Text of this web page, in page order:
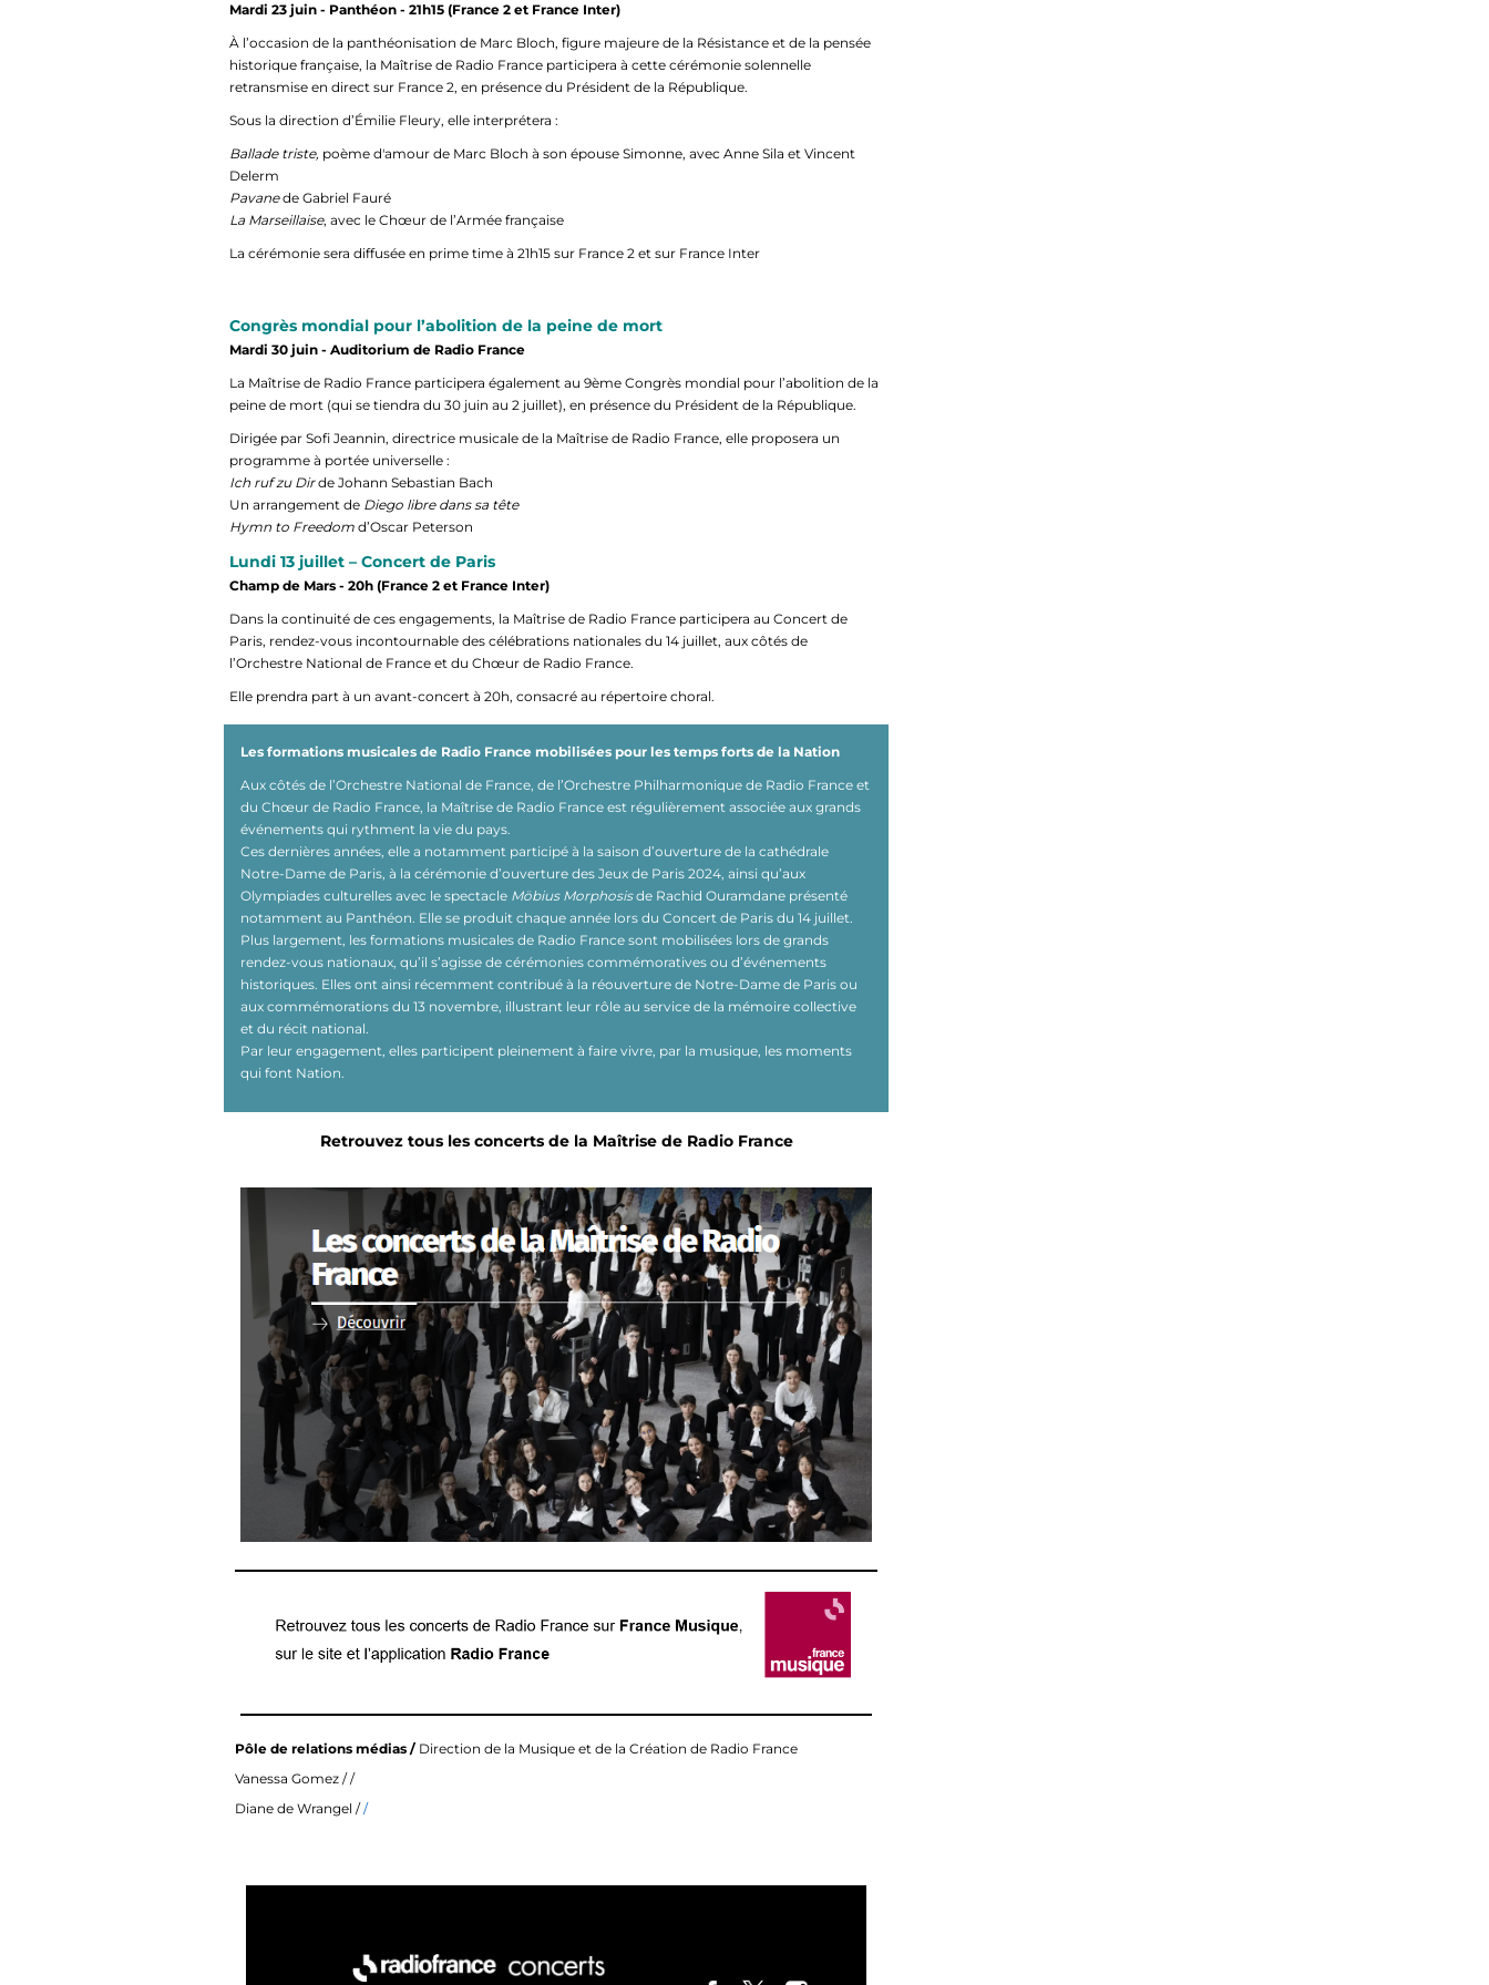
Mardi 23 juin - Panthéon - 21h15 (France 2 et France Inter)
À l’occasion de la panthéonisation de Marc Bloch, figure majeure de la Résistance et de la pensée
historique française, la Maîtrise de Radio France participera à cette cérémonie solennelle
retransmise en direct sur France 2, en présence du Président de la République.
Sous la direction d’Émilie Fleury, elle interprétera :
Ballade triste, poème d'amour de Marc Bloch à son épouse Simonne, avec Anne Sila et Vincent
Delerm
Pavanede Gabriel Fauré
La Marseillaise, avec le Chœur de l’Armée française
La cérémonie sera diffusée en prime time à 21h15 sur France 2 et sur France Inter
Congrès mondial pour l’abolition de la peine de mort
Mardi 30 juin - Auditorium de Radio France
La Maîtrise de Radio France participera également au 9ème Congrès mondial pour l’abolition de la
peine de mort (qui se tiendra du 30 juin au 2 juillet), en présence du Président de la République.
Dirigée par Sofi Jeannin, directrice musicale de la Maîtrise de Radio France, elle proposera un
programme à portée universelle :
Ich ruf zu Dirde Johann Sebastian Bach
Un arrangement de Diego libre dans sa tête
Hymn to Freedom d’Oscar Peterson
Lundi 13 juillet – Concert de Paris
Champ de Mars - 20h (France 2 et France Inter)
Dans la continuité de ces engagements, la Maîtrise de Radio France participera au Concert de
Paris, rendez-vous incontournable des célébrations nationales du 14 juillet, aux côtés de
l’Orchestre National de France et du Chœur de Radio France.
Elle prendra part à un avant-concert à 20h, consacré au répertoire choral.
Les formations musicales de Radio France mobilisées pour les temps forts de la Nation
Aux côtés de l’Orchestre National de France, de l’Orchestre Philharmonique de Radio France et
du Chœur de Radio France, la Maîtrise de Radio France est régulièrement associée aux grands
événements qui rythment la vie du pays.
Ces dernières années, elle a notamment participé à la saison d’ouverture de la cathédrale
Notre-Dame de Paris, à la cérémonie d’ouverture des Jeux de Paris 2024, ainsi qu’aux
Olympiades culturelles avec le spectacle Möbius Morphosisde Rachid Ouramdane présenté
notamment au Panthéon. Elle se produit chaque année lors du Concert de Paris du 14 juillet.
Plus largement, les formations musicales de Radio France sont mobilisées lors de grands
rendez-vous nationaux, qu’il s’agisse de cérémonies commémoratives ou d’événements
historiques. Elles ont ainsi récemment contribué à la réouverture de Notre-Dame de Paris ou
aux commémorations du 13 novembre, illustrant leur rôle au service de la mémoire collective
et du récit national.
Par leur engagement, elles participent pleinement à faire vivre, par la musique, les moments
qui font Nation.
Retrouvez tous les concerts de la Maîtrise de Radio France
Pôle de relations médias / Direction de la Musique et de la Création de Radio France
Vanessa Gomez / /
Diane de Wrangel //